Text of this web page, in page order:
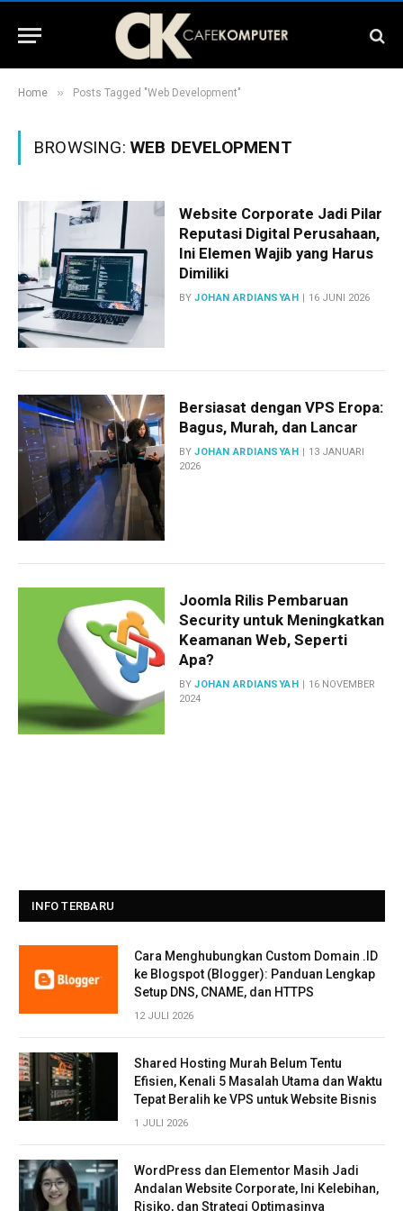
Home » Posts Tagged "Web Development"
BROWSING: WEB DEVELOPMENT
Website Corporate Jadi Pilar
Reputasi Digital Perusahaan,
Ini Elemen Wajib yang Harus
Dimiliki
BY JOHAN ARDIANSYAH 16 JUNI 2026
Bersiasat dengan VPS Eropa:
Bagus, Murah, dan Lancar
BY JOHAN ARDIANSYAH
13 JANUARI
2026
Joomla Rilis Pembaruan
Security untuk Meningkatkan
Keamanan Web, Seperti
Apa?
BY JOHAN ARDIANSYAH
16 NOVEMBER
2024
INFO TERBARU
Cara Menghubungkan Custom Domain .ID
ke Blogspot (Blogger): Panduan Lengkap
Setup DNS, CNAME, dan HTTPS
12 JULI 2026
Shared Hosting Murah Belum Tentu
Efisien, Kenali 5 Masalah Utama dan Waktu
Tepat Beralih ke VPS untuk Website Bisnis
1 JULI 2026
WordPress dan Elementor Masih Jadi
Andalan Website Corporate, Ini Kelebihan,
Risiko, dan Strategi Optimasinya